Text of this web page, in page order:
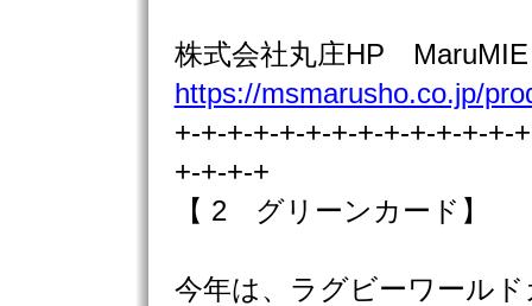
株式会社丸庄HP
https://msmarusho.co.jp/
+-+-+-+-+-+-+-+-+-+-+-+-+-
+-+-+-+
【 2 グリーンカード】
今年は、ラグビーワール